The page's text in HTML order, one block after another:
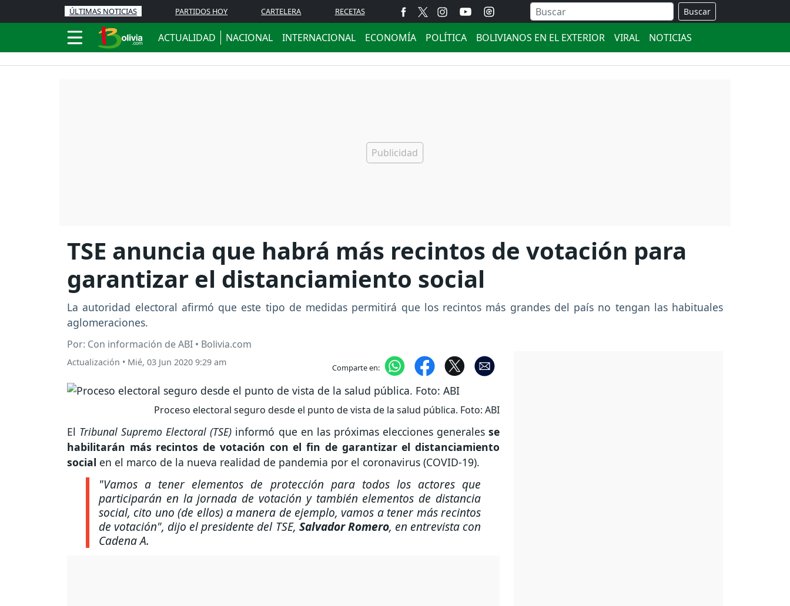
ÚLTIMAS NOTICIAS PARTIDOS HOY CARTELERA RECETAS Buscar
ACTUALIDAD NACIONAL INTERNACIONAL ECONOMÍA POLÍTICA BOLIVIANOS EN EL EXTERIOR VIRAL NOTICIAS
TSE anuncia que habrá más recintos de votación para
garantizar el distanciamiento social
La autoridad electoral afirmó que este tipo de medidas permitirá que los recintos más grandes del país no tengan las habituales
aglomeraciones.
Por: Con información de ABI • Bolivia.com
Actualización • Mié, 03 Jun 2020 9:29 am Comparte en:
Proceso electoral seguro desde el punto de vista de la salud pública. Foto: ABI
El Tribunal Supremo Electoral (TSE) informó que en las próximas elecciones generalesse
habilitarán más recintos de votación con el fin de garantizar el distanciamiento
social en el marco de la nueva realidad de pandemia por el coronavirus (COVID-19).
"Vamos a tener elementos de protección para todos los actores que
participarán en la jornada de votación y también elementos de distancia
social, cito uno (de ellos) a manera de ejemplo, vamos a tener más recintos
de votación", dijo el presidente del TSE, Salvador Romero, en entrevista con
Cadena A.